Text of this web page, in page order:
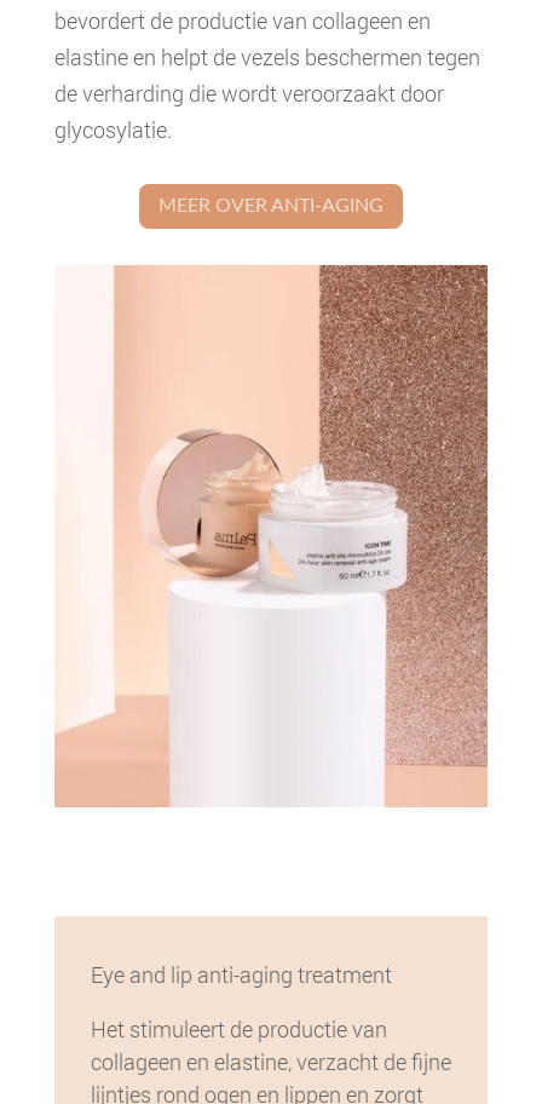
bevordert de productie van collageen en
elastine en helpt de vezels beschermen tegen
de verharding die wordt veroorzaakt door
glycosylatie.
MEER OVER ANTI-AGING
Eye and lip anti-aging treatment
Het stimuleert de productie van
collageen en elastine, verzacht de fijne
lijntjes rond ogen en lippen en zorgt